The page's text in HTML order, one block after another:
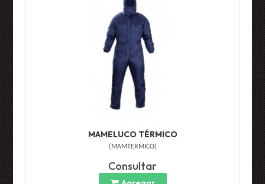
MAMELUCO TÉRMICO
( MAMTERMICO)
Consultar